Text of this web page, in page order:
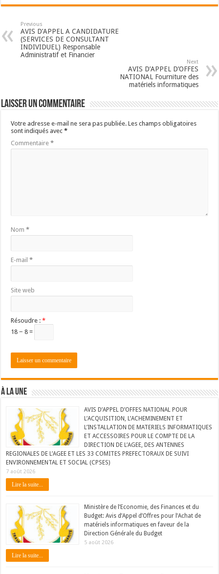
Previous
AVIS D’APPEL A CANDIDATURE
(SERVICES DE CONSULTANT
INDIVIDUEL) Responsable
Administratif et Financier
Next
AVIS D’APPEL D’OFFES
NATIONAL Fourniture des
matériels informatiques
Laisser un commentaire
Votre adresse e-mail ne sera pas publiée. Les champs obligatoires
sont indiqués avec*
Commentaire*
Nom*
E-mail*
Site web
Résoudre :*
18 − 8 =
À LA UNE
AVIS D’APPEL D’OFFES NATIONAL POUR
L’ACQUISITION, L’ACHEMINEMENT ET
L’INSTALLATION DE MATERIELS INFORMATIQUES
ET ACCESSOIRES POUR LE COMPTE DE LA
DIRECTION DE L’AGEE, DES ANTENNES
REGIONALES DE L’AGEE ET LES 33 COMITES PREFECTORAUX DE SUIVI
ENVIRONNEMENTAL ET SOCIAL (CPSES)
7 août 2026
Lire la suite...
Ministère de l’Economie, des Finances et du
Budget: Avis d’Appel d’Offres pour l’Achat de
matériels informatiques en faveur de la
Direction Générale du Budget
5 août 2026
Lire la suite...